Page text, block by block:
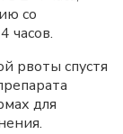
со
часов.
рвоты спустя
для